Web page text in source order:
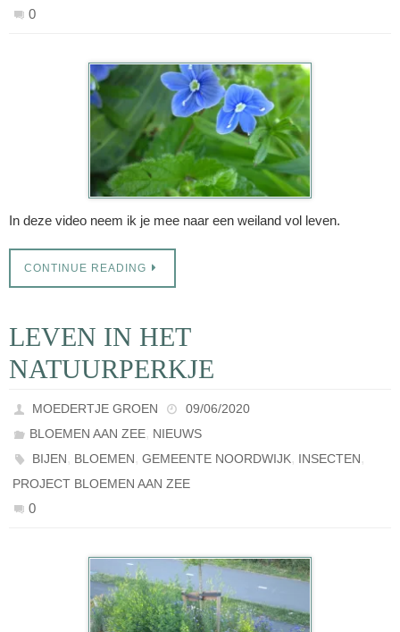
0
In deze video neem ik je mee naar een weiland vol leven.
CONTINUE READING
LEVEN IN HET
NATUURPERKJE
MOEDERTJE GROEN
09/06/2020
BLOEMEN AAN ZEE, NIEUWS
BIJEN, BLOEMEN,GEMEENTE NOORDWIJK, INSECTEN,
PROJECT BLOEMEN AAN ZEE
0